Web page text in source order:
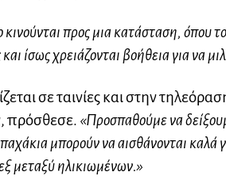
προς μια κατάσταση, όπου το
ίσως χρειάζονται βοήθεια για να
σε ταινίες και στην
πρόσθεσε. «Προσπαθούμε να
μπορούν να αισθάνονται
μεταξύ ηλικιωμένων.»